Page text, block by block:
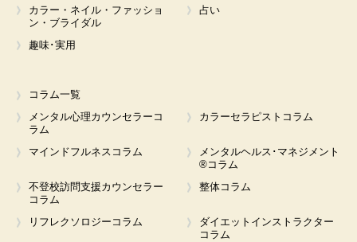
カラー・ネイル・ファッショ
ン・ブライダル
占い
趣味･実用
コラム一覧
メンタル心理カウンセラーコ
ラム
カラーセラピストコラム
マインドフルネスコラム
メンタルヘルス･マネジメント
®コラム
不登校訪問支援カウンセラー
コラム
整体コラム
リフレクソロジーコラム
ダイエットインストラクター
コラム